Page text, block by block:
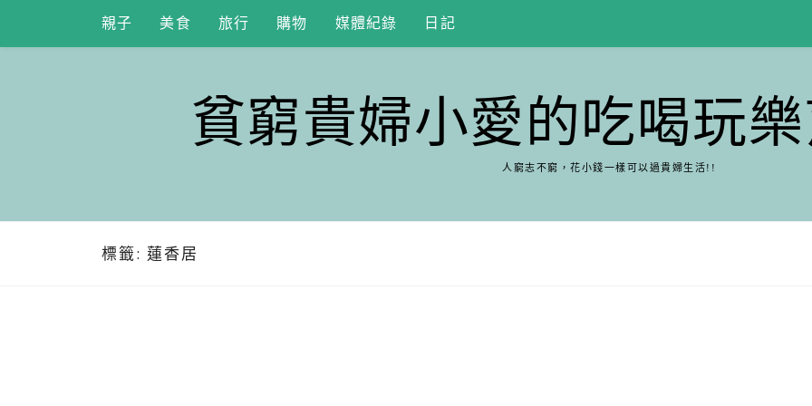
content
親子 美食 旅行 購物 媒體紀錄 日記
貧窮貴婦小愛的吃喝玩
人窮志不窮，花小錢一樣可以過貴婦生活!!
標籤: 蓮香居